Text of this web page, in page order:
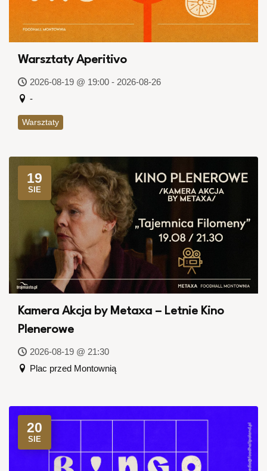
Warsztaty Aperitivo
2026-08-19 @ 19:00 - 2026-08-26
-
Warsztaty
19
SIE
Kamera Akcja by Metaxa – Letnie Kino
Plenerowe
2026-08-19 @ 21:30
Plac przed Montownią
20
SIE